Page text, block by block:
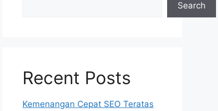
Search
Recent Posts
Kemenangan Cepat SEO Teratas